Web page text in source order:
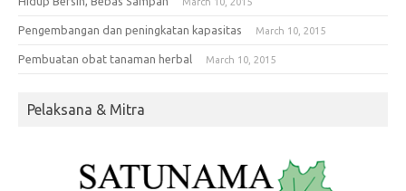
Pengembangan dan peningkatan kapasitas March 10, 2015
Pembuatan obat tanaman herbal March 10, 2015
Pelaksana & Mitra